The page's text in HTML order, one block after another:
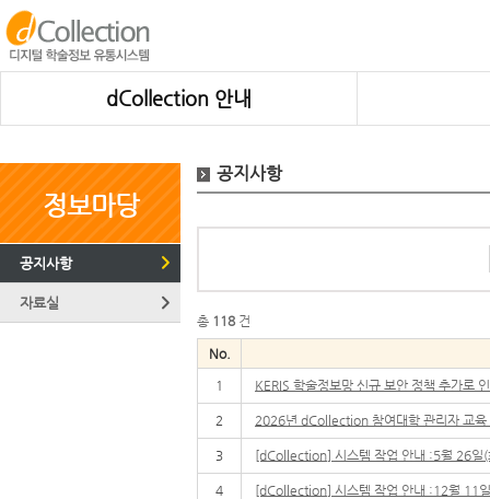
dCollection 안내
정보마당
공지사항
자료실
공지사항
총 118 건
No.
1 KERIS 학술정보망 신규 보안 정책 추가로
2 2026년 dCollection 참여대학 관리자 교
3 [dCollection] 시스템 작업 안내 :5월 26
4 [dCollection] 시스템 작업 안내 :12월 11